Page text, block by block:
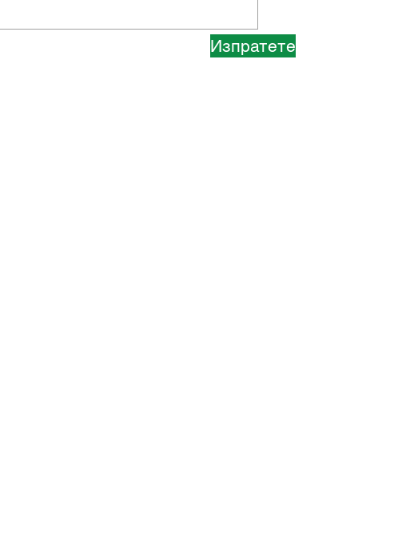
Изпратете